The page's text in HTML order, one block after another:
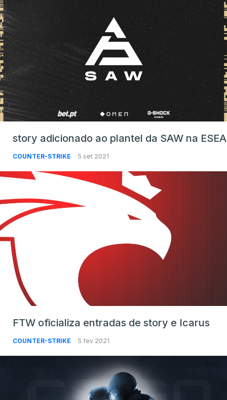
story adicionado ao plantel da SAW na ESEA
COUNTER-STRIKE 5 set 2021
FTW oficializa entradas de story e Icarus
COUNTER-STRIKE 5 fev 2021